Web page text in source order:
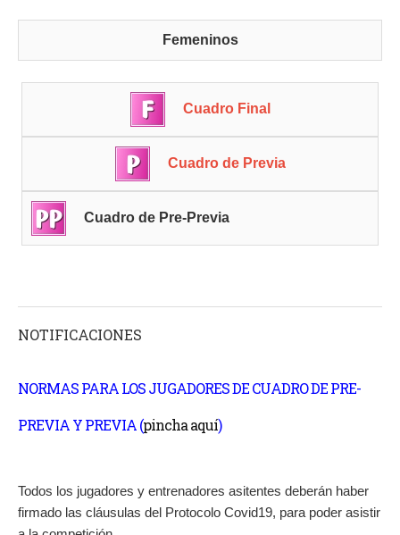
Femeninos
Cuadro Final
Cuadro de Previa
Cuadro de Pre-Previa
NOTIFICACIONES
NORMAS PARA LOS JUGADORES DE CUADRO DE PRE-
PREVIA Y PREVIA (pincha aquí)
Todos los jugadores y entrenadores asitentes deberán haber
firmado las cláusulas del Protocolo Covid19, para poder asistir